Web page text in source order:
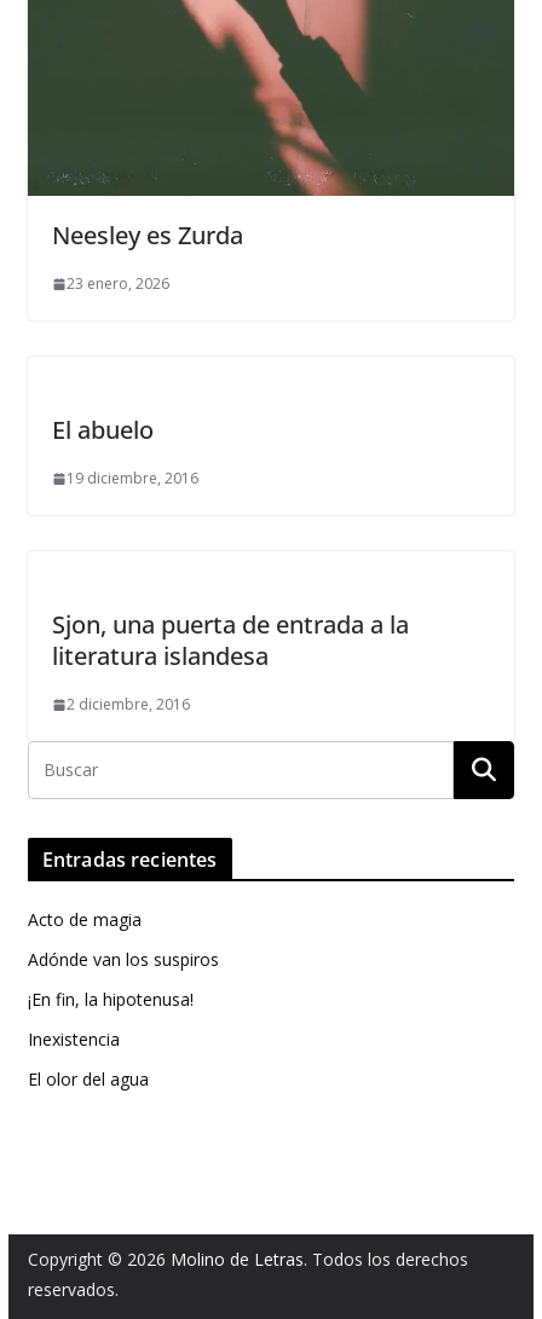
Neesley es Zurda
23 enero, 2026
El abuelo
19 diciembre, 2016
Sjon, una puerta de entrada a la
literatura islandesa
2 diciembre, 2016
Entradas recientes
Acto de magia
Adónde van los suspiros
¡En fin, la hipotenusa!
Inexistencia
El olor del agua
Copyright © 2026 Molino de Letras. Todos los derechos
reservados.